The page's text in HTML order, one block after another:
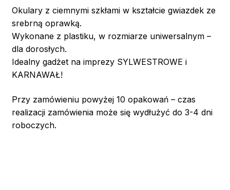
Okulary z ciemnymi szkłami w kształcie gwiazdek ze
srebrną oprawką.
Wykonane z plastiku, w rozmiarze uniwersalnym –
dla dorosłych.
Idealny gadżet na imprezy SYLWESTROWE i
KARNAWAŁ!
Przy zamówieniu powyżej 10 opakowań – czas
realizacji zamówienia może się wydłużyć do 3-4 dni
roboczych.